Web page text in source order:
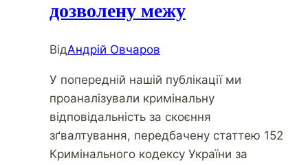
дозволену межу
ВідАндрій Овчаров
У попередній нашій публікації ми
проаналізували кримінальну
відповідальність за скоєння
зґвалтування, передбачену статтею 152
Кримінального кодексу України за